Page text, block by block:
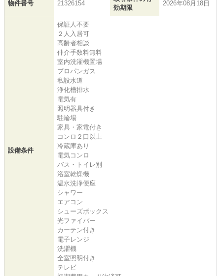
物件番号 21326154
効期限
2026年08月18日
設備条件
保証人不要
２人入居可
高齢者相談
仲介手数料無料
室内洗濯機置場
プロパンガス
私設水道
浄化槽排水
電気有
照明器具付き
駐輪場
家具・家電付き
コンロ２口以上
冷蔵庫あり
電気コンロ
バス・トイレ別
浴室乾燥機
温水洗浄便座
シャワー
エアコン
シューズボックス
光ファイバー
カーテン付き
電子レンジ
洗濯機
全室照明付き
テレビ